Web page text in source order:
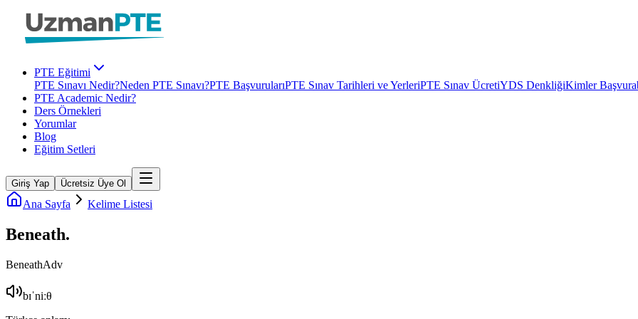
PTE Eğitimi
PTE Sınavı Nedir?Neden PTE Sınavı?PTE BaşvurularıPTE Sınav Tarihleri ve YerleriPTE Sınav ÜcretiYDS DenkliğiKimler
PTE Academic Nedir?
Ders Örnekleri
Yorumlar
Blog
Eğitim Setleri
Giriş Yap Ücretsiz Üye Ol
Ana Sayfa Kelime Listesi
Beneath.
BeneathAdv
bɪˈniːθ